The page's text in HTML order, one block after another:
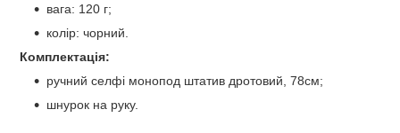
вага: 120 г;
колір: чорний.
Комплектація:
ручний селфі монопод штатив дротовий, 78см;
шнурок на руку.